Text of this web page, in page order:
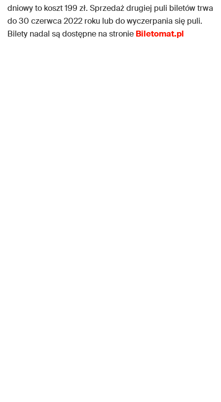
dniowy to koszt 199 zł. Sprzedaż drugiej puli biletów trwa
do 30 czerwca 2022 roku lub do wyczerpania się puli.
Bilety nadal są dostępne na stronie Biletomat.pl